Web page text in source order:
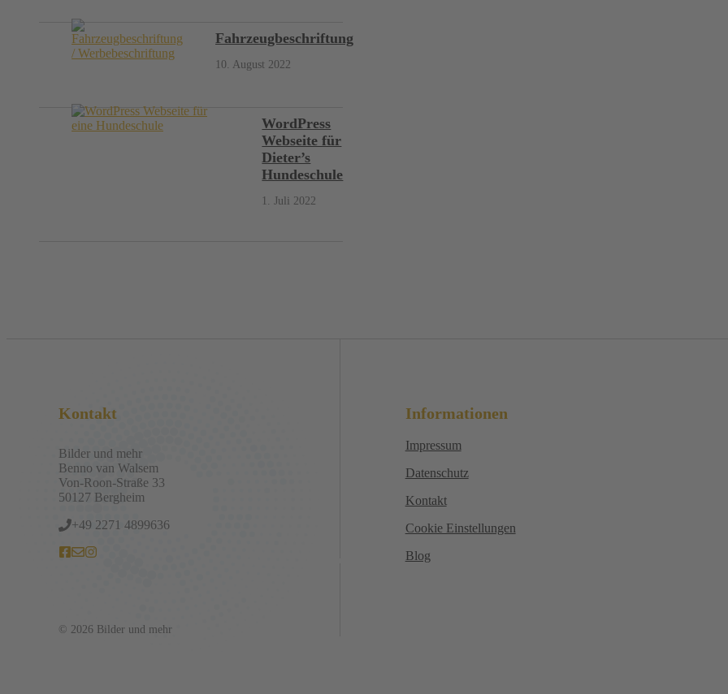
Fahrzeugbeschriftung
10. August 2022
WordPress
Webseite für
Dieter’s
Hundeschule
1. Juli 2022
Kontakt
Bilder und mehr
Benno van Walsem
Von-Roon-Straße 33
50127 Bergheim
+49 2271 4899636
Informationen
Impressum
Datenschutz
Kontakt
Cookie Einstellungen
Blog
© 2026 Bilder und mehr